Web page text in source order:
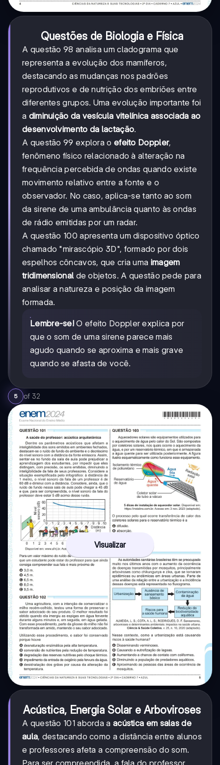
Questões de Biologia e Física
A questão 98 analisa um cladograma que
representa a evolução dos mamíferos,
destacando as mudanças nos padrões
reprodutivos e de nutrição dos embriões entre
diferentes grupos. Uma evolução importante foi
a diminuição da vesícula vitelínica associada ao
desenvolvimento da lactação.
A questão 99 explora o efeito Doppler,
fenômeno físico relacionado à alteração na
frequência percebida de ondas quando existe
movimento relativo entre a fonte e o
observador. No caso, aplica-se tanto ao som
da sirene de uma ambulância quanto às ondas
de rádio emitidas por um radar.
A questão 100 apresenta um dispositivo óptico
chamado "mirascópio 3D", formado por dois
espelhos côncavos, que cria uma imagem
tridimensional de objetos. A questão pede para
analisar a natureza e posição da imagem
formada.
Lembre-se! O efeito Doppler explica por
que o som de uma sirene parece mais
agudo quando se aproxima e mais grave
quando se afasta de você.
5 of 32
Visualizar
Acústica, Energia Solar e Arboviroses
A questão 101 aborda a acústica em salas de
aula, destacando como a distância entre alunos
e professores afeta a compreensão do som.